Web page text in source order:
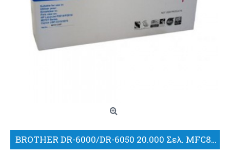
BROTHER DR-6000/DR-6050 20.000 Σελ. MFC8300/8500/8600/8700/9600/9650,N/9660,N/ 9700/9750,LT/9760/9800/9870,NLT/9880,9880N/FAX-8350P/8750P ΣΥΜΒΑΤΟ DRUM/BP